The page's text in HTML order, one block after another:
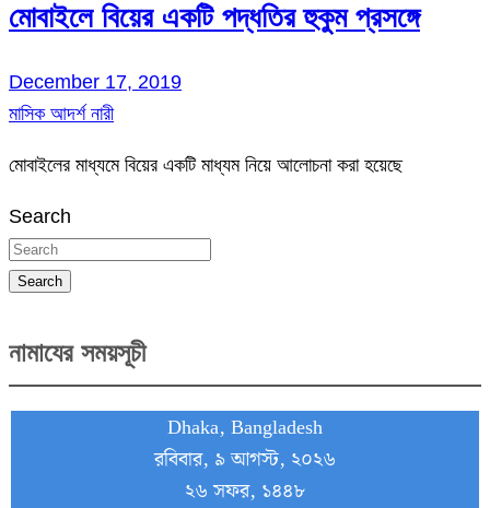
মোবাইলে বিয়ের একটি পদ্ধতির হুকুম প্রসঙ্গে
December 17, 2019
মাসিক আদর্শ নারী
মোবাইলের মাধ্যমে বিয়ের একটি মাধ্যম নিয়ে আলোচনা করা হয়েছে
Search
Search
নামাযের সময়সূচী
Dhaka, Bangladesh
রবিবার, ৯ আগস্ট, ২০২৬
২৬ সফর, ১৪৪৮